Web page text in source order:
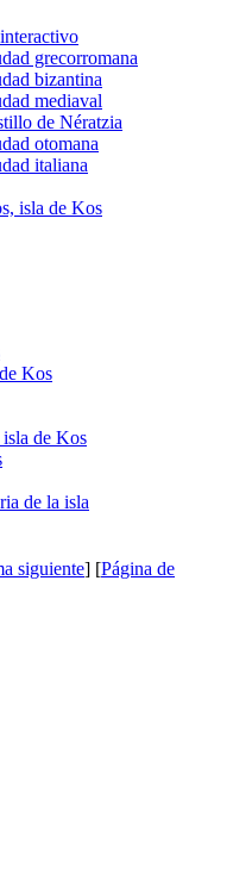
grecorromana
bizantina
mediaval
de Nératzia
otomana
italiana
isla de Kos
Kos
de Kos
de la isla
siguiente] [Página de